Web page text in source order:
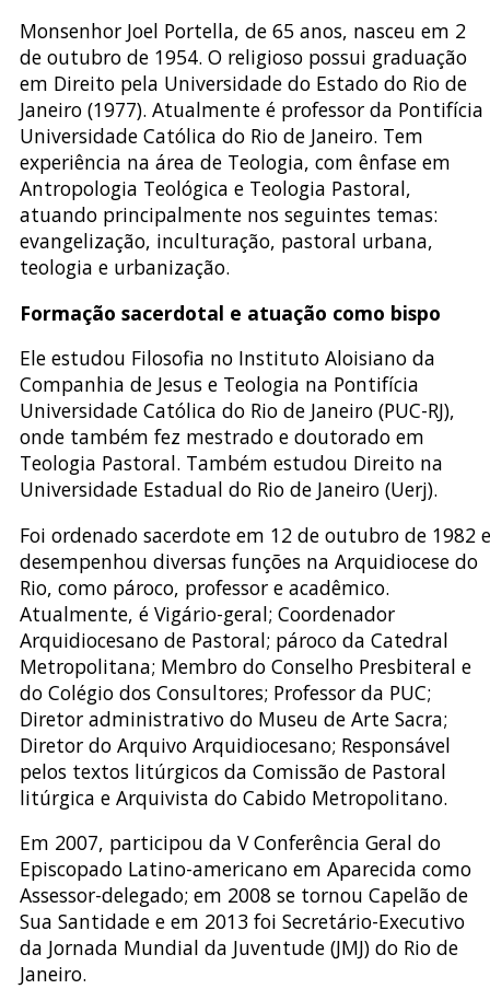
Monsenhor Joel Portella, de 65 anos, nasceu em 2
de outubro de 1954. O religioso possui graduação
em Direito pela Universidade do Estado do Rio de
Janeiro (1977). Atualmente é professor da Pontifícia
Universidade Católica do Rio de Janeiro. Tem
experiência na área de Teologia, com ênfase em
Antropologia Teológica e Teologia Pastoral,
atuando principalmente nos seguintes temas:
evangelização, inculturação, pastoral urbana,
teologia e urbanização.
Formação sacerdotal e atuação como bispo
Ele estudou Filosofia no Instituto Aloisiano da
Companhia de Jesus e Teologia na Pontifícia
Universidade Católica do Rio de Janeiro (PUC-RJ),
onde também fez mestrado e doutorado em
Teologia Pastoral. Também estudou Direito na
Universidade Estadual do Rio de Janeiro (Uerj).
Foi ordenado sacerdote em 12 de outubro de 1982 e
desempenhou diversas funções na Arquidiocese do
Rio, como pároco, professor e acadêmico.
Atualmente, é Vigário-geral; Coordenador
Arquidiocesano de Pastoral; pároco da Catedral
Metropolitana; Membro do Conselho Presbiteral e
do Colégio dos Consultores; Professor da PUC;
Diretor administrativo do Museu de Arte Sacra;
Diretor do Arquivo Arquidiocesano; Responsável
pelos textos litúrgicos da Comissão de Pastoral
litúrgica e Arquivista do Cabido Metropolitano.
Em 2007, participou da V Conferência Geral do
Episcopado Latino-americano em Aparecida como
Assessor-delegado; em 2008 se tornou Capelão de
Sua Santidade e em 2013 foi Secretário-Executivo
da Jornada Mundial da Juventude (JMJ) do Rio de
Janeiro.